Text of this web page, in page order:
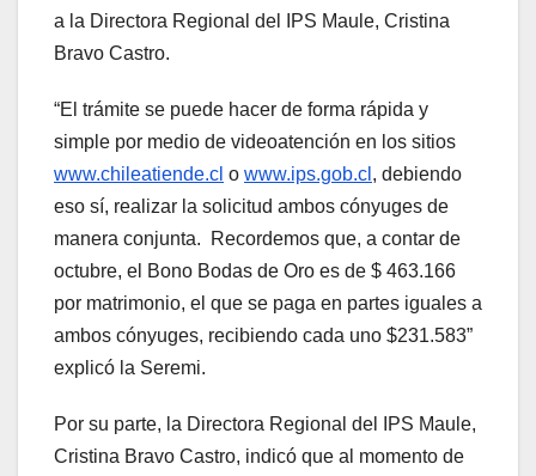
a la Directora Regional del IPS Maule, Cristina
Bravo Castro.
“El trámite se puede hacer de forma rápida y
simple por medio de videoatención en los sitios
www.chileatiende.cl o www.ips.gob.cl , debiendo
eso sí, realizar la solicitud ambos cónyuges de
manera conjunta. Recordemos que, a contar de
octubre, el Bono Bodas de Oro es de $ 463.166
por matrimonio, el que se paga en partes iguales a
ambos cónyuges, recibiendo cada uno $231.583”
explicó la Seremi.
Por su parte, la Directora Regional del IPS Maule,
Cristina Bravo Castro, indicó que al momento de